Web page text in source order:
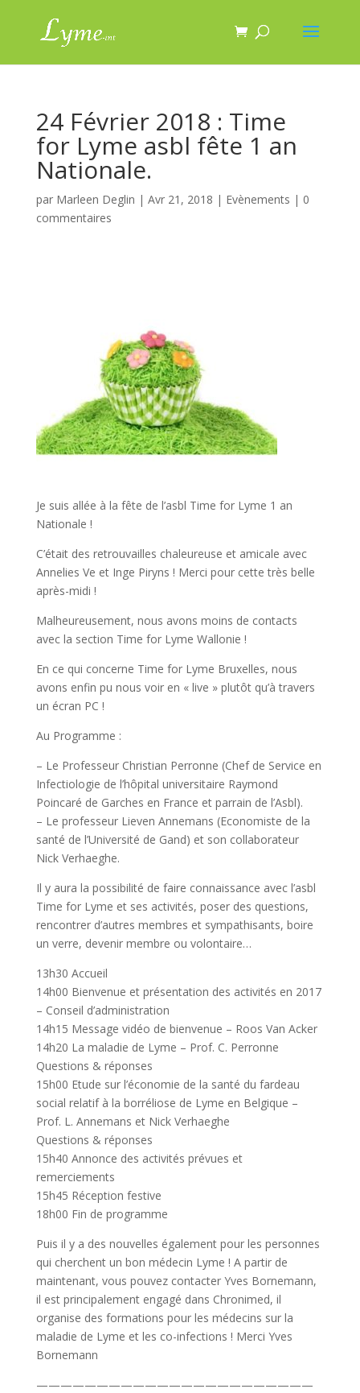
24 Février 2018 : Time
for Lyme asbl fête 1 an
Nationale.
par Marleen Deglin | Avr 21, 2018 | Evènements | 0
commentaires
Je suis allée à la fête de l’asbl Time for Lyme 1 an
Nationale !
C’était des retrouvailles chaleureuse et amicale avec
Annelies Ve et Inge Piryns ! Merci pour cette très belle
après-midi !
Malheureusement, nous avons moins de contacts
avec la section Time for Lyme Wallonie !
En ce qui concerne Time for Lyme Bruxelles, nous
avons enfin pu nous voir en « live » plutôt qu’à travers
un écran PC !
Au Programme :
– Le Professeur Christian Perronne (Chef de Service en
Infectiologie de l’hôpital universitaire Raymond
Poincaré de Garches en France et parrain de l’Asbl).
– Le professeur Lieven Annemans (Economiste de la
santé de l’Université de Gand) et son collaborateur
Nick Verhaeghe.
Il y aura la possibilité de faire connaissance avec l’asbl
Time for Lyme et ses activités, poser des questions,
rencontrer d’autres membres et sympathisants, boire
un verre, devenir membre ou volontaire…
13h30 Accueil
14h00 Bienvenue et présentation des activités en 2017
– Conseil d’administration
14h15 Message vidéo de bienvenue – Roos Van Acker
14h20 La maladie de Lyme – Prof. C. Perronne
Questions & réponses
15h00 Etude sur l’économie de la santé du fardeau
social relatif à la borréliose de Lyme en Belgique –
Prof. L. Annemans et Nick Verhaeghe
Questions & réponses
15h40 Annonce des activités prévues et
remerciements
15h45 Réception festive
18h00 Fin de programme
Puis il y a des nouvelles également pour les personnes
qui cherchent un bon médecin Lyme ! A partir de
maintenant, vous pouvez contacter Yves Bornemann,
il est principalement engagé dans Chronimed, il
organise des formations pour les médecins sur la
maladie de Lyme et les co-infections ! Merci Yves
Bornemann
———————————————————————